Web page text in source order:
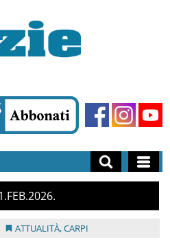
FEB 2026
ATTUALITÀ,CARPI